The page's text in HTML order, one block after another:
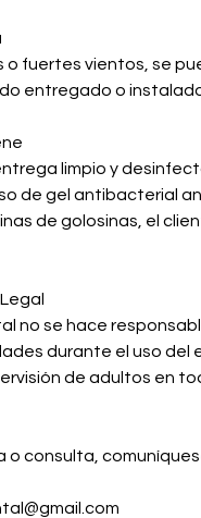
o fuertes vientos, se
entregado o
limpio y
de gel antibacterial
de golosinas, el
no se hace
durante el uso del
de adultos en
o consulta,